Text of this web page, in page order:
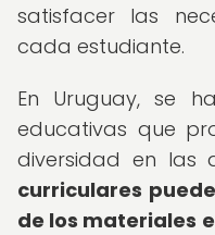
satisfacer las
cada estudiante.
En Uruguay, se
educativas que
diversidad en las
curriculares
de los materiales